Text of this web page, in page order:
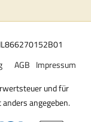
Impressum
AGB
und für
angegeben.